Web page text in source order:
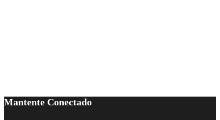
Mantente Conectado